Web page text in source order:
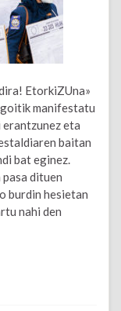
EtorkiZUna»
manifestatu
eta
baitan
bat eginez.
dituen
burdin hesietan
nahi den